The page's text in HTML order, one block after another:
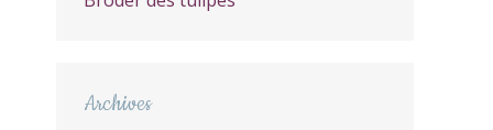
Archives